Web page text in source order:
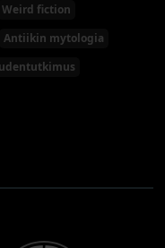
Weird fiction
Antiikin mytologia